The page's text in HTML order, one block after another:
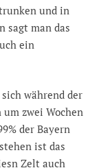
und in
sagt man das
ein
während der
zwei Wochen
der Bayern
ist das
Zelt auch